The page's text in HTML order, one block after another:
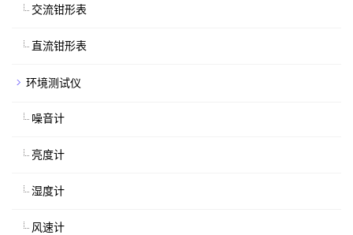
交流钳形表
直流钳形表
环境测试仪
噪音计
亮度计
湿度计
风速计